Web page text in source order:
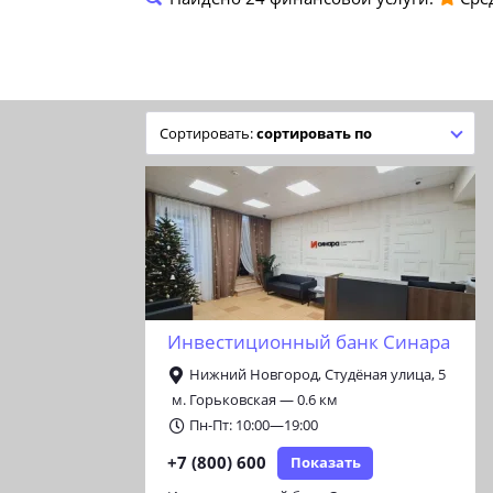
сортировать по
Инвестиционный банк Синара
Нижний Новгород, Студёная улица, 5
м. Горьковская — 0.6 км
Пн-Пт: 10:00—19:00
+7 (800) 600 Показать